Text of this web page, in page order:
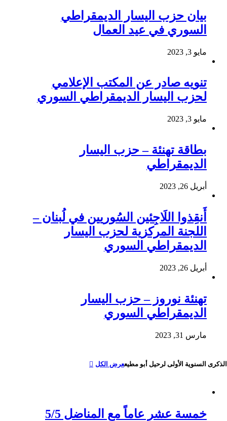
بيان حزب اليسار الديمقراطي
السوري في عيد العمال
مايو 3, 2023
تنويه صادر عن المكتب الإعلامي
لحزب اليسار الديمقراطي السوري
مايو 3, 2023
بطاقة تهنئة – حزب اليسار
الديمقراطي
أبريل 26, 2023
أَنقِذوا اللَاجِئين السُوريين في لُبنان –
اللجنة المركزية لحزب اليسار
الديمقراطي السوري
أبريل 26, 2023
تهنئة نوروز – حزب اليسار
الديمقراطي السوري
مارس 31, 2023
الذكرى السنوية الأولى لرحيل أبو مطيععرض الكل
خمسة عشر عاماً مع المناضل 5/5